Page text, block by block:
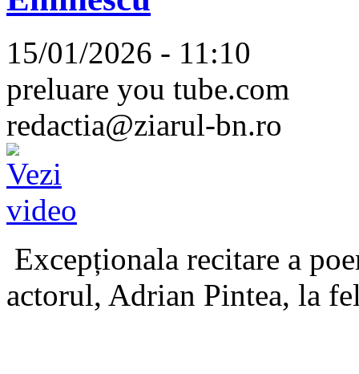
15/01/2026 - 11:10
preluare you tube.com
redactia@ziarul-bn.ro
Excepționala recitare a
actorul, Adrian Pintea, la